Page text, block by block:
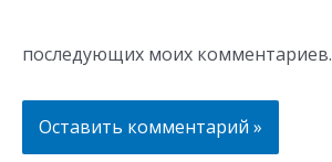
последующих моих комментариев.